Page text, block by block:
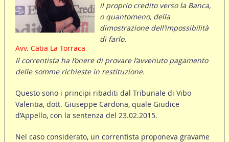
Avv. Catia La Torraca
il proprio credito verso la Banca,
o quantomeno, della
dimostrazione dell’impossibilità
di farlo.
Il correntista ha l’onere di provare l’avvenuto pagamento
delle somme richieste in restituzione.
Questo sono i principi ribaditi dal Tribunale di Vibo
Valentia, dott. Giuseppe Cardona, quale Giudice
d’Appello, con la sentenza del 23.02.2015.
Nel caso considerato, un correntista proponeva gravame